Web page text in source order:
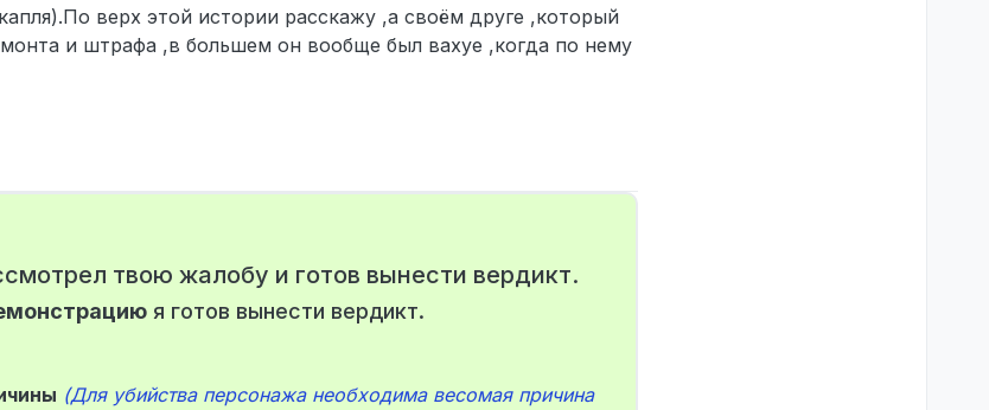
верх этой истории расскажу ,а своём друге ,который
и штрафа ,в большем он вообще был вахуе ,когда по нему
твою жалобу и готов вынести вердикт.
я готов вынести вердикт.
(Для убийства персонажа необходима весомая причина